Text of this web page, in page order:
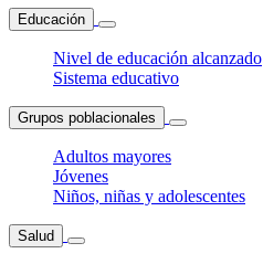
Educación
Nivel de educación alcanzado
Sistema educativo
Grupos poblacionales
Adultos mayores
Jóvenes
Niños, niñas y adolescentes
Salud